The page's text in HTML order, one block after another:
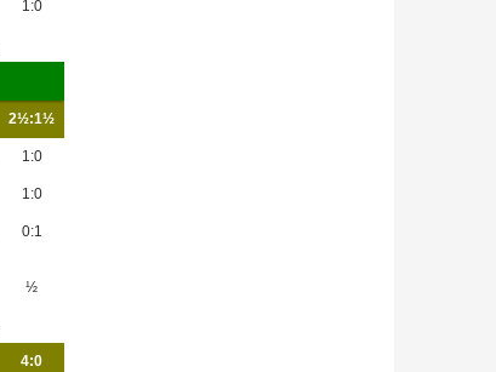
1:0
2½:1½
1:0
1:0
0:1
½
4:0